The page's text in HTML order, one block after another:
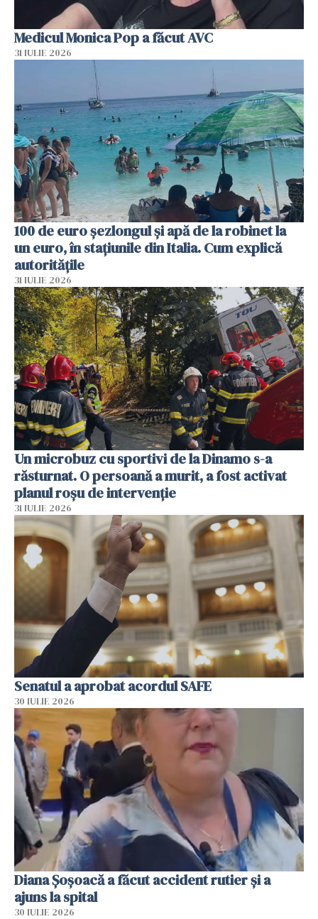
Medicul Monica Pop a făcut AVC
31 IULIE 2026
100 de euro șezlongul și apă de la robinet la
un euro, în stațiunile din Italia. Cum explică
autoritățile
31 IULIE 2026
Un microbuz cu sportivi de la Dinamo s-a
răsturnat. O persoană a murit, a fost activat
planul roșu de intervenție
31 IULIE 2026
Senatul a aprobat acordul SAFE
30 IULIE 2026
Diana Șoșoacă a făcut accident rutier și a
ajuns la spital
30 IULIE 2026